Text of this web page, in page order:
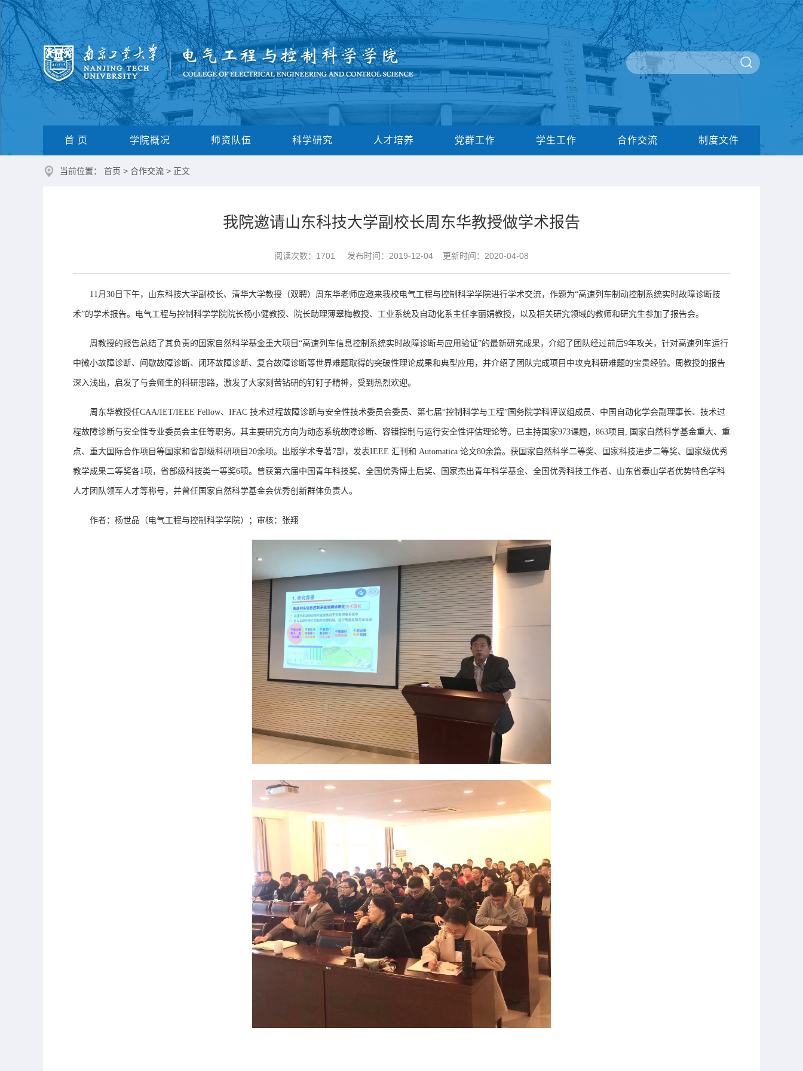
首 页 学院概况 师资队伍 科学研究 人才培养 党群工作 学生工作 合作交流 制度文件
当前位置： 首页 > 合作交流 > 正文
我院邀请山东科技大学副校长周东华教授做学术报告
阅读次数： 1701 发布时间：2019-12-04 更新时间：2020-04-08
11月30日下午，山东科技大学副校长、清华大学教授（双聘）周东华老师应邀来我校电气工程与控制科学学院进行学术交流，作题为“高速列车制动控制系统实时故障诊断技
术”的学术报告。电气工程与控制科学学院院长杨小健教授、院长助理薄翠梅教授、工业系统及自动化系主任李丽娟教授，以及相关研究领域的教师和研究生参加了报告会。
周教授的报告总结了其负责的国家自然科学基金重大项目 “高速列车信息控制系统实时故障诊断与应用验证”的最新研究成果，介绍了团队经过前后9年攻关，针对高速列车运行
中微小故障诊断、间歇故障诊断、闭环故障诊断、复合故障诊断等世界难题取得的突破性理论成果和典型应用，并介绍了团队完成项目中攻克科研难题的宝贵经验。周教授的报告
深入浅出，启发了与会师生的科研思路，激发了大家刻苦钻研的钉钉子精神，受到热烈欢迎。
周东华教授任CAA/IET/IEEE Fellow、 IFAC 技术过程故障诊断与安全性技术委员会委员 、 第七届“控制科学与工程”国务院学科评议组成员 、 中国自动化学会副理事长、技术过
程故障诊断与安全性专业委员会主任等职务。 其主要研究方向为动态系统故障诊断、容错控制与运行安全性评估理论等。已主持国家973课题， 863项目, 国家自然科学基金重大、重
点、重大国际合作项目等国家和省部级科研项目20余项。出版学术专著7部，发表IEEE 汇刊和 Automatica 论文80余篇。 获国家自然科学二等奖、国家科技进步二等奖、国家级优秀
教学成果二等奖各1项 ， 省部级科技类一等奖6项。曾获第六届中国青年科技奖、全国优秀博士后奖、国家杰出青年科学基金、全国优秀科技工作者、山东省泰山学者优势特色学科
人才团队领军人才等称号，并曾任国家自然科学基金会优秀创新群体负责人。
作者：杨世品（电气工程与控制科学学院）；审核：张翔